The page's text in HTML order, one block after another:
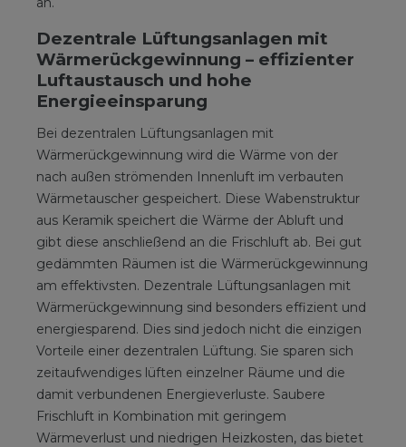
Dezentrale Lüftungsanlagen mit
Wärmerückgewinnung – effizienter
Luftaustausch und hohe
Energieeinsparung
Bei dezentralen Lüftungsanlagen mit
Wärmerückgewinnung wird die Wärme von der
nach außen strömenden Innenluft im verbauten
Wärmetauscher gespeichert. Diese Wabenstruktur
aus Keramik speichert die Wärme der Abluft und
gibt diese anschließend an die Frischluft ab. Bei gut
gedämmten Räumen ist die Wärmerückgewinnung
am effektivsten. Dezentrale Lüftungsanlagen mit
Wärmerückgewinnung sind besonders effizient und
energiesparend. Dies sind jedoch nicht die einzigen
Vorteile einer dezentralen Lüftung. Sie sparen sich
zeitaufwendiges lüften einzelner Räume und die
damit verbundenen Energieverluste. Saubere
Frischluft in Kombination mit geringem
Wärmeverlust und niedrigen Heizkosten, das bietet